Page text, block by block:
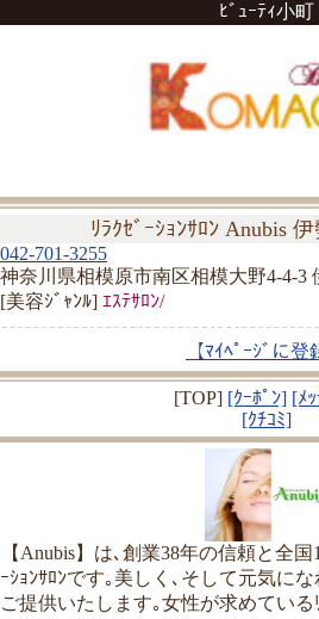
ﾋﾞｭｰﾃｨ小町
ﾘﾗｸｾﾞｰｼｮﾝｻﾛﾝ Anubis
042-701-3255
神奈川県相模原市南区相模大野4-4-3
[美容ｼﾞｬﾝﾙ] ｴｽﾃｻﾛﾝ/
【ﾏｲﾍﾟｰｼﾞに登
[TOP] [ｸｰﾎﾟﾝ] [ﾒ
[ｸﾁｺﾐ]
【Anubis】は､創業38年の信頼と全
ｰｼｮﾝｻﾛﾝです｡美しく､そして元気に
ご提供いたします｡女性が求めているﾘ